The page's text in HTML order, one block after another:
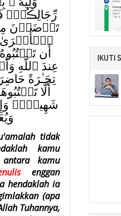
رِّجَالِڪُمۡ‌ۖ
تَرۡضَوۡنَ مِنَ
ٱلۡأُخۡرَىٰ‌ۚ
أَن
عِندَ ٱللَّهِ
تِجَـٰرَةً
أَلَّا
شَهِيدٌ۬‌ۚ
tidak
kamu
kamu
enggan
hendaklah ia
(apa
Tuhannya,
IKUTI